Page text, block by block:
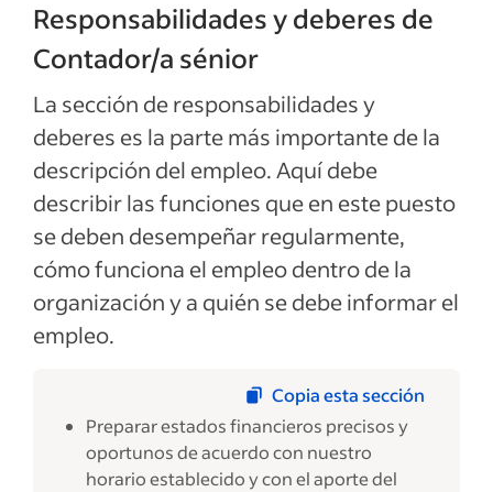
Responsabilidades y deberes de
Contador/a sénior
La sección de responsabilidades y
deberes es la parte más importante de la
descripción del empleo. Aquí debe
describir las funciones que en este puesto
se deben desempeñar regularmente,
cómo funciona el empleo dentro de la
organización y a quién se debe informar el
empleo.
Copia esta sección
Preparar estados financieros precisos y
oportunos de acuerdo con nuestro
horario establecido y con el aporte del